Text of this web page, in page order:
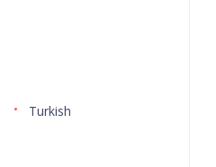
Turkish